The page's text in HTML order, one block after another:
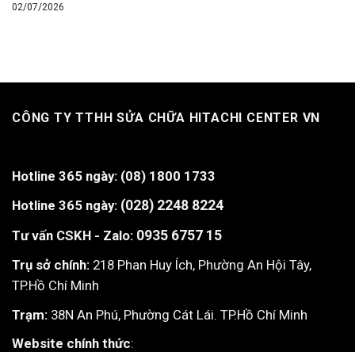
02/07/2026
CÔNG TY TTHH SỬA CHỮA HITACHI CENTER VN
Hotline 365 ngày: (08) 1800 1733
Hotline 365 ngày: (028) 2248 8224
Tư vấn CSKH - Zalo: 0935 6757 15
Trụ sở chính: 218 Phan Huy Ích, Phường An Hội Tây,
TP.Hồ Chí Minh
Trạm: 38N An Phú, Phường Cát Lái. TP.Hồ Chí Minh
Website chính thức: